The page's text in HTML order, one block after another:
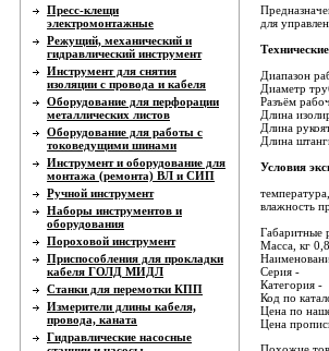
Пресс-клещи
электромонтажные
Режущий, механический и
гидравлический инструмент
Инструмент для снятия
изоляции с провода и кабеля
Оборудование для перфорации
металлических листов
Оборудование для работы с
токоведущими шинами
Инструмент и оборудование для
монтажа (ремонта) ВЛ и СИП
Ручной инструмент
Наборы инструментов и
оборудования
Пороховой инструмент
Приспособления для прокладки
кабеля ГОЛД МИДЛ
Станки для перемотки КПП
Измерители длины кабеля,
провода, каната
Гидравлические насосные
для
Диапазон
Диаметр
Разъём
Длина
Длина
Длина
Условия
влажность
Габаритные
Масса, кг
Серия -
Категория -
Код по
Цена по
Цена